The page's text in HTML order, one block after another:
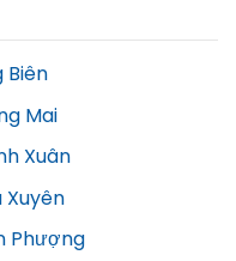
Biên
Mai
Xuân
Xuyên
Phượng